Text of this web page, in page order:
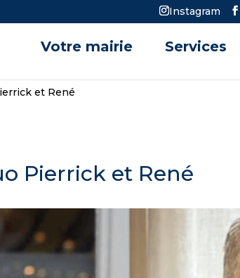
Instagram
Votre mairie Services
et René
Pierrick et René